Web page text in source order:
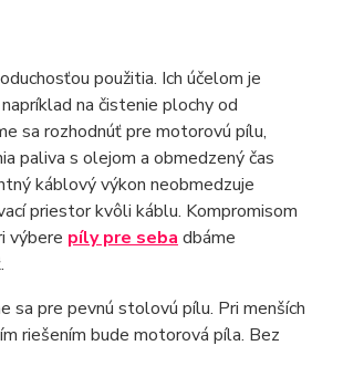
použitia. Ich účelom je
na čistenie plochy od
sa rozhodnúť pre motorovú pílu,
paliva s olejom a obmedzený čas
káblový výkon neobmedzuje
priestor kvôli káblu. Kompromisom
výbere píly pre seba dbáme
sa pre pevnú stolovú pílu. Pri menších
riešením bude motorová píla. Bez